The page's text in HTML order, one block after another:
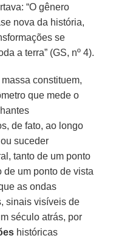
“O gênero
nova da história,
se
a terra” (GS, nº 4).
constituem,
que mede o
de fato, ao longo
suceder
tanto de um ponto
um ponto de vista
as ondas
sinais visíveis de
século atrás, por
históricas